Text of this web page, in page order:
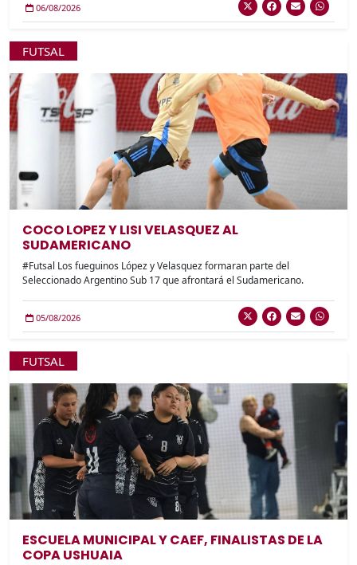
06/08/2026
FUTSAL
COCO LOPEZ Y LISI VELASQUEZ AL
SUDAMERICANO
#Futsal Los fueguinos López y Velasquez formaran parte del
Seleccionado Argentino Sub 17 que afrontará el Sudamericano.
05/08/2026
FUTSAL
ESCUELA MUNICIPAL Y CAEF, FINALISTAS DE LA
COPA USHUAIA